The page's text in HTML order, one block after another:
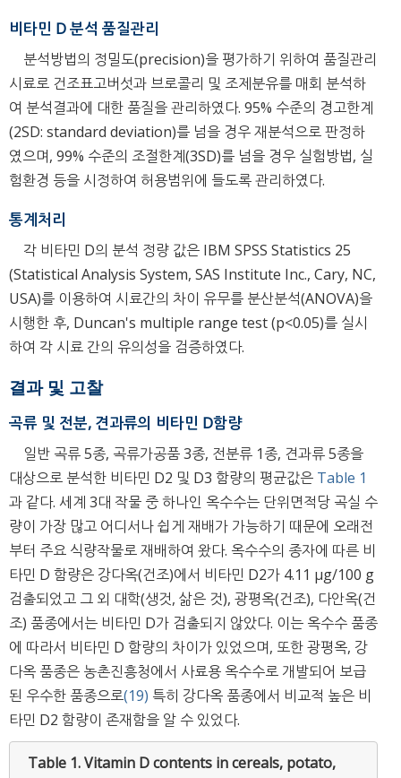
비타민 D 분석 품질관리
분석방법의 정밀도(precision)을 평가하기 위하여 품질관리
시료로 건조표고버섯과 브로콜리 및 조제분유를 매회 분석하
여 분석결과에 대한 품질을 관리하였다. 95% 수준의 경고한계
(2SD: standard deviation)를 넘을 경우 재분석으로 판정하
였으며, 99% 수준의 조절한계(3SD)를 넘을 경우 실험방법, 실
험환경 등을 시정하여 허용범위에 들도록 관리하였다.
통계처리
각 비타민 D의 분석 정량 값은 IBM SPSS Statistics 25
(Statistical Analysis System, SAS Institute Inc., Cary, NC,
USA)를 이용하여 시료간의 차이 유무를 분산분석(ANOVA)을
시행한 후, Duncan's multiple range test (p<0.05)를 실시
하여 각 시료 간의 유의성을 검증하였다.
결과 및 고찰
곡류 및 전분, 견과류의 비타민 D함량
일반 곡류 5종, 곡류가공품 3종, 전분류 1종, 견과류 5종을
대상으로 분석한 비타민 D2 및 D3 함량의 평균값은 Table 1
과 같다. 세계 3대 작물 중 하나인 옥수수는 단위면적당 곡실 수
량이 가장 많고 어디서나 쉽게 재배가 가능하기 때문에 오래전
부터 주요 식량작물로 재배하여 왔다. 옥수수의 종자에 따른 비
타민 D 함량은 강다옥(건조)에서 비타민 D2가 4.11 μg/100 g
검출되었고 그 외 대학(생것, 삶은 것), 광평옥(건조), 다안옥(건
조) 품종에서는 비타민 D가 검출되지 않았다. 이는 옥수수 품종
에 따라서 비타민 D 함량의 차이가 있었으며, 또한 광평옥, 강
다옥 품종은 농촌진흥청에서 사료용 옥수수로 개발되어 보급
된 우수한 품종으로(19) 특히 강다옥 품종에서 비교적 높은 비
타민 D2 함량이 존재함을 알 수 있었다.
Table 1.Vitamin D contents in cereals, potato,